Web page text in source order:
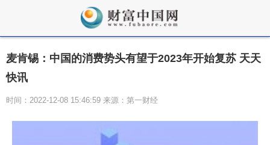
麦肯锡：中国的消费势头有望于2023年开始复苏 天天
快讯
时间：2022-12-08 15:46:59 来源：第一财经